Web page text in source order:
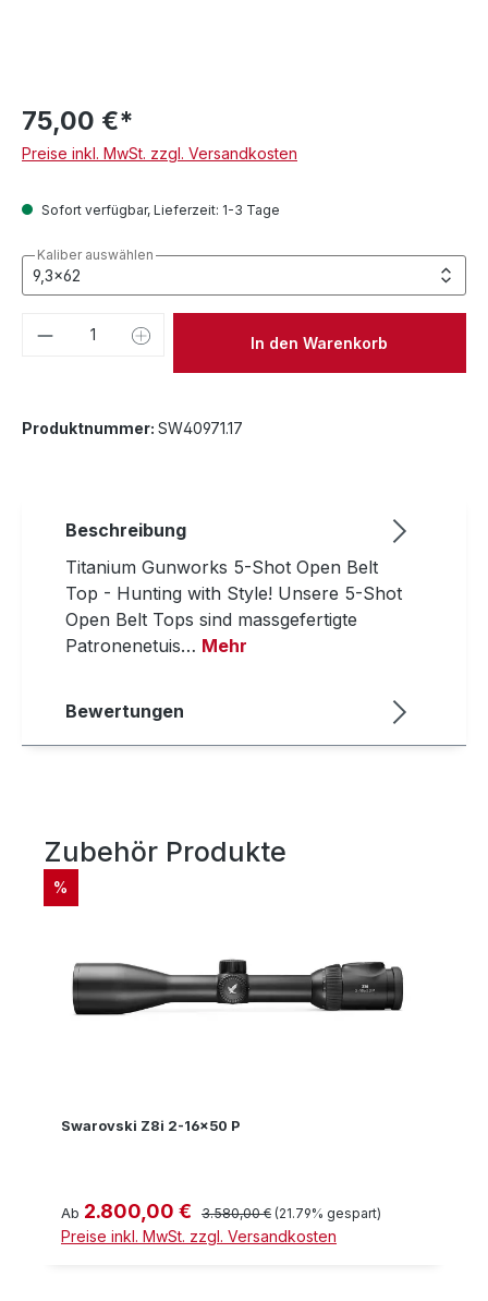
75,00 €*
Preise inkl. MwSt. zzgl. Versandkosten
Sofort verfügbar, Lieferzeit: 1-3 Tage
Kaliber auswählen
Produkt Anzahl: Gib denIn den Warenkorb
Produktnummer: SW40971.17
Beschreibung
Titanium Gunworks 5-Shot Open Belt
Top - Hunting with Style! Unsere 5-Shot
Open Belt Tops sind massgefertigte
Patronenetuis… Mehr
Bewertungen
Produktgalerie überspringen
Zubehör Produkte
RABATT
%
Swarovski Z8i 2-16x50 P
Verkaufspreis:
Ab 2.800,00 € Regulärer Preis:
3.580,00 € (21.79% gespart)
Preise inkl. MwSt. zzgl. Versandkosten